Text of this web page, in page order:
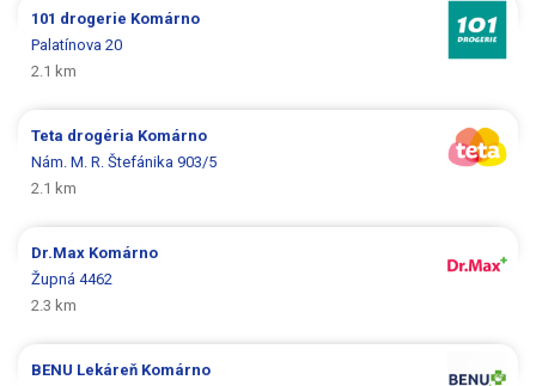
101 drogerie Komárno
Palatínova 20
2.1 km
Teta drogéria Komárno
Nám. M. R. Štefánika 903/5
2.1 km
Dr.Max Komárno
Župná 4462
2.3 km
BENU Lekáreň Komárno